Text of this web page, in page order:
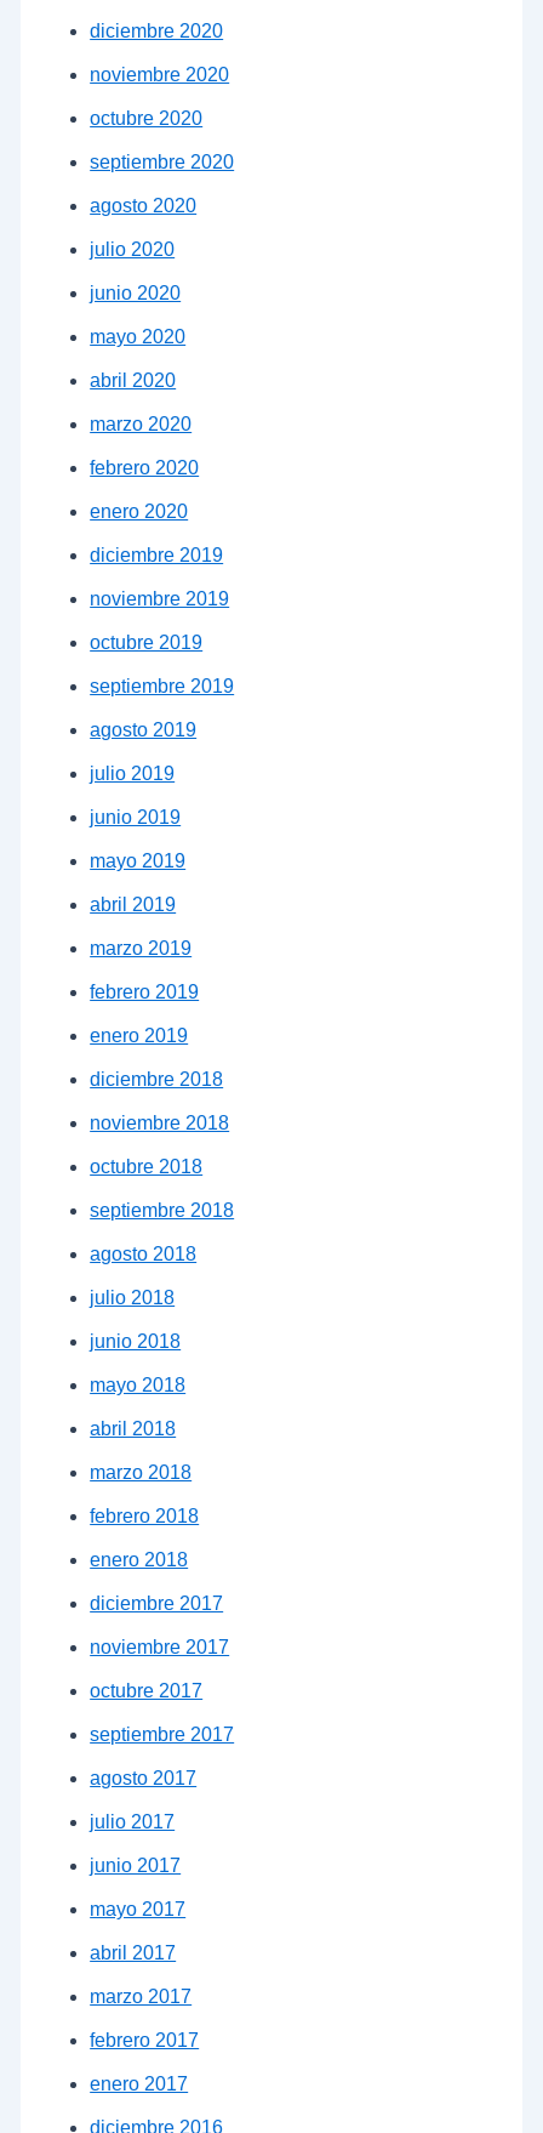
diciembre 2020
noviembre 2020
octubre 2020
septiembre 2020
agosto 2020
julio 2020
junio 2020
mayo 2020
abril 2020
marzo 2020
febrero 2020
enero 2020
diciembre 2019
noviembre 2019
octubre 2019
septiembre 2019
agosto 2019
julio 2019
junio 2019
mayo 2019
abril 2019
marzo 2019
febrero 2019
enero 2019
diciembre 2018
noviembre 2018
octubre 2018
septiembre 2018
agosto 2018
julio 2018
junio 2018
mayo 2018
abril 2018
marzo 2018
febrero 2018
enero 2018
diciembre 2017
noviembre 2017
octubre 2017
septiembre 2017
agosto 2017
julio 2017
junio 2017
mayo 2017
abril 2017
marzo 2017
febrero 2017
enero 2017
diciembre 2016